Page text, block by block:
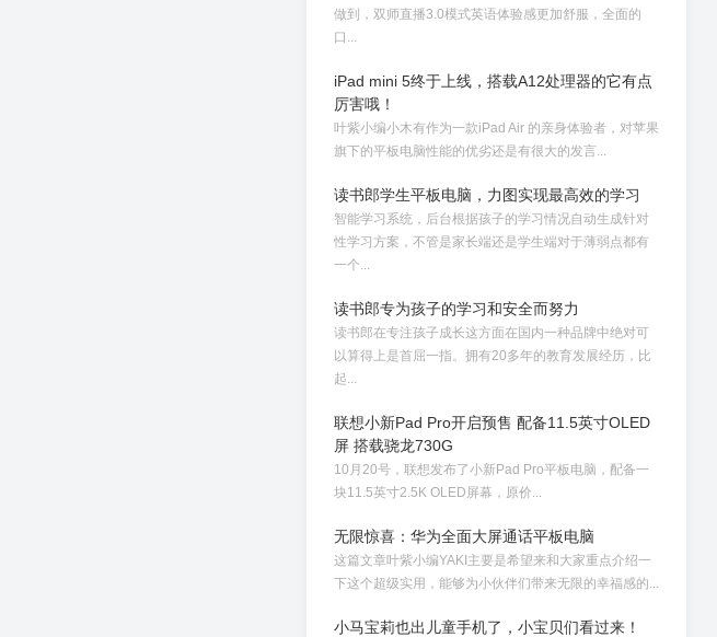
做到，双师直播3.0模式英语体验感更加舒服，全面的
口...
iPad mini 5终于上线，搭载A12处理器的它有点
厉害哦！
叶紫小编小木有作为一款iPad Air 的亲身体验者，对苹果
旗下的平板电脑性能的优劣还是有很大的发言...
读书郎学生平板电脑，力图实现最高效的学习
智能学习系统，后台根据孩子的学习情况自动生成针对
性学习方案，不管是家长端还是学生端对于薄弱点都有
一个...
读书郎专为孩子的学习和安全而努力
读书郎在专注孩子成长这方面在国内一种品牌中绝对可
以算得上是首屈一指。拥有20多年的教育发展经历，比
起...
联想小新Pad Pro开启预售 配备11.5英寸OLED
屏 搭载骁龙730G
10月20号，联想发布了小新Pad Pro平板电脑，配备一
块11.5英寸2.5K OLED屏幕，原价...
无限惊喜：华为全面大屏通话平板电脑
这篇文章叶紫小编YAKI主要是希望来和大家重点介绍一
下这个超级实用，能够为小伙伴们带来无限的幸福感的...
小马宝莉也出儿童手机了，小宝贝们看过来！